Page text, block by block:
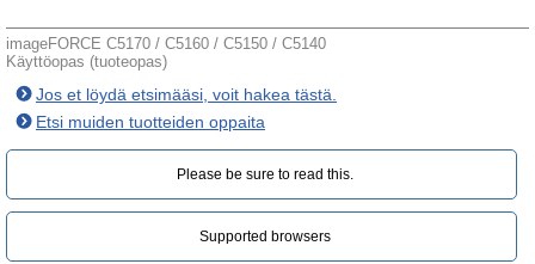
imageFORCE C5170 / C5160 / C5150 / C5140
Käyttöopas (tuoteopas)
Jos et löydä etsimääsi, voit hakea tästä.
Etsi muiden tuotteiden oppaita
Please be sure to read this.‎
Supported browsers